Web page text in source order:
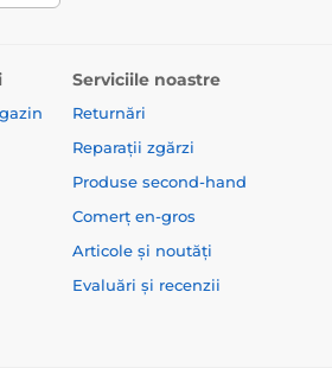
Serviciile noastre
Returnări
Reparații zgărzi
Produse second-hand
Comerț en-gros
Articole și noutăți
Evaluări și recenzii